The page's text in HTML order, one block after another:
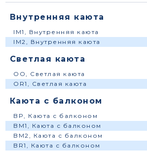
Внутренняя каюта
IM1, Внутренняя каюта
IM2, Внутренняя каюта
Светлая каюта
OO, Светлая каюта
OR1, Светлая каюта
Каюта с балконом
BP, Каюта с балконом
BM1, Каюта с балконом
BM2, Каюта с балконом
BR1, Каюта с балконом